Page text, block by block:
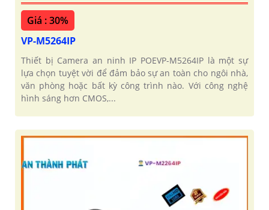
Giá : 30%
VP-M5264IP
Thiết bị Camera an ninh IP POEVP-M5264IP là một sự
lựa chọn tuyệt vời để đảm bảo sự an toàn cho ngôi nhà,
văn phòng hoặc bất kỳ công trình nào. Với công nghệ
hình sáng hơn CMOS,...